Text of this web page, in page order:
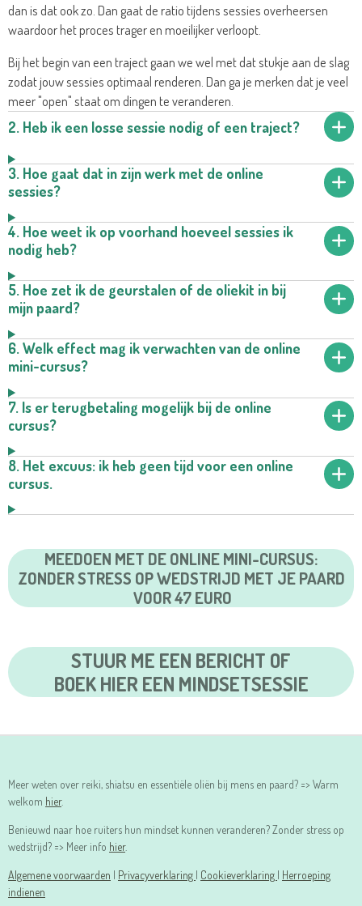
dan is dat ook zo. Dan gaat de ratio tijdens sessies overheersen
waardoor het proces trager en moeilijker verloopt.
Bij het begin van een traject gaan we wel met dat stukje aan de slag
zodat jouw sessies optimaal renderen. Dan ga je merken dat je veel
meer "open" staat om dingen te veranderen.
2. Heb ik een losse sessie nodig of een traject?
3. Hoe gaat dat in zijn werk met de online
sessies?
4. Hoe weet ik op voorhand hoeveel sessies ik
nodig heb?
5. Hoe zet ik de geurstalen of de oliekit in bij
mijn paard?
6. Welk effect mag ik verwachten van de online
mini-cursus?
7. Is er terugbetaling mogelijk bij de online
cursus?
8. Het excuus: ik heb geen tijd voor een online
cursus.
MEEDOEN MET DE ONLINE MINI-CURSUS:
ZONDER STRESS OP WEDSTRIJD MET JE PAARD
VOOR 47 EURO
STUUR ME EEN BERICHT OF
BOEK HIER EEN MINDSETSESSIE
Meer weten over reiki, shiatsu en essentiële oliën bij mens en paard? => Warm
welkom hier.
Benieuwd naar hoe ruiters hun mindset kunnen veranderen? Zonder stress op
wedstrijd? => Meer info hier.
Algemene voorwaarden | Privacyverklaring | Cookieverklaring | Herroeping
indienen